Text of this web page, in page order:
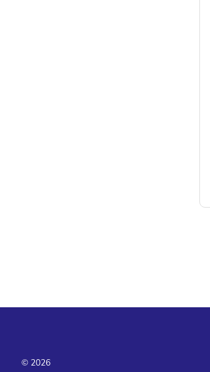
© 2026